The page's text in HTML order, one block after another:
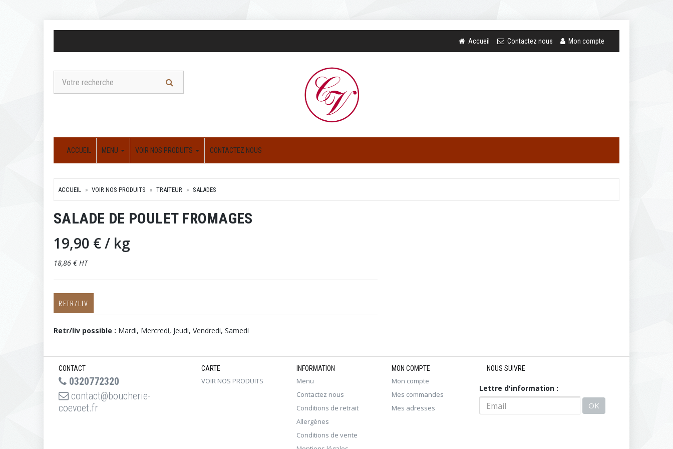
Accueil Contactez nous Mon compte
ACCUEIL MENU VOIR NOS PRODUITS CONTACTEZ NOUS
ACCUEIL VOIR NOS PRODUITS TRAITEUR SALADES
SALADE DE POULET FROMAGES
19,90 €/ kg
18,86 € HT
RETR/LIV
Retr/liv possible : Mardi, Mercredi, Jeudi, Vendredi, Samedi
CONTACT
0320772320
contact@boucherie-
coevoet.fr
CARTE
VOIR NOS PRODUITS
INFORMATION
Menu
Contactez nous
Conditions de retrait
Allergènes
Conditions de vente
MON COMPTE
Mon compte
Mes commandes
Mes adresses
NOUS SUIVRE
Lettre d'information :
OK